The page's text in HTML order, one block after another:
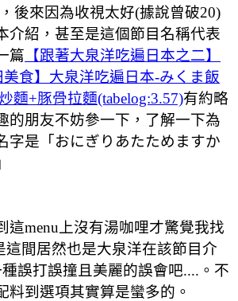
後來因為收視太好(據說曾破20)
介紹，甚至是這個節目名稱代表
篇 【跟著大泉洋吃遍日本之二】
美食】大泉洋吃遍日本-みくま飯
麵+豚骨拉麵(tabelog:3.57)有約略
的朋友不妨參一下，了解一下為
字是「おにぎりあたためますか
這menu上沒有湯咖哩才驚覺我找
這間居然也是大泉洋在該節目介
誤打誤撞且美麗的誤會吧....。不
料到選項其實算是蠻多的。